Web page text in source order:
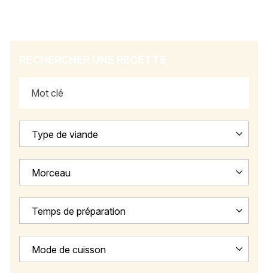
Type de viande
Morceau
Temps de préparation
Mode de cuisson